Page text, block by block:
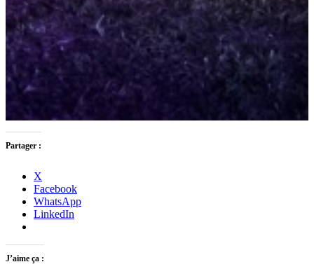
Partager :
X
Facebook
WhatsApp
LinkedIn
J’aime ça :